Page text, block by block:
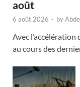
août
6 août 2026 - by
Avec
au cours des